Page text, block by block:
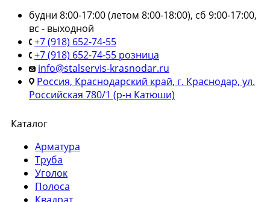
будни 8:00-17:00 (летом 8:00-18:00), сб 9:00-17:00,
вс - выходной
+7 (918) 652-74-55
+7 (918) 652-74-55 розница
info@stalservis-krasnodar.ru
Россия, Краснодарский край, г. Краснодар, ул.
Российская 780/1 (р-н Катюши)
Каталог
Арматура
Труба
Уголок
Полоса